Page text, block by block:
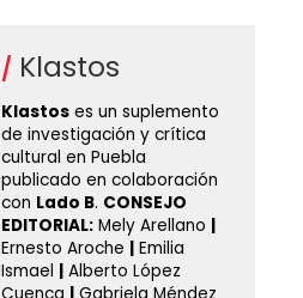
Klastos
Klastoses un suplemento
de investigación y crítica
cultural en Puebla
publicado en colaboración
con Lado B. CONSEJO
EDITORIAL:Mely Arellano |
Ernesto Aroche |Emilia
Ismael |Alberto López
Cuenca |Gabriela Méndez